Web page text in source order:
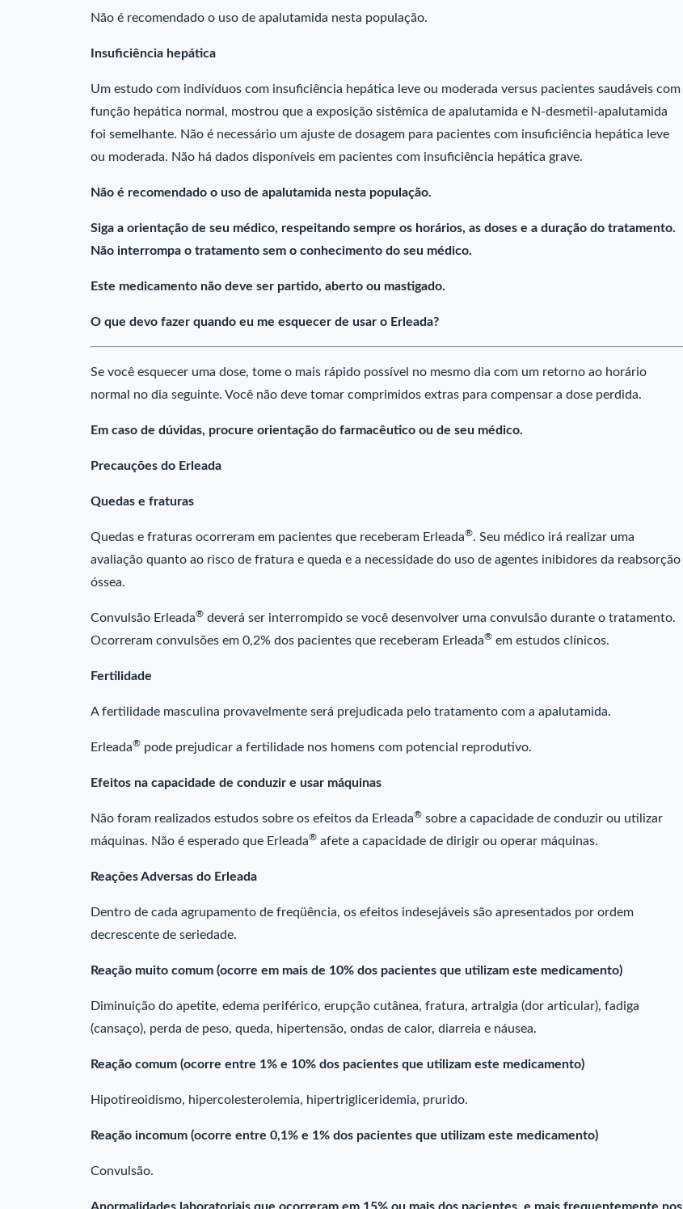
Não é recomendado o uso de apalutamida nesta população.
Insuficiência hepática
Um estudo com indivíduos com insuficiência hepática leve ou moderada versus pacientes saudáveis com
função hepática normal, mostrou que a exposição sistêmica de apalutamida e N-desmetil-apalutamida
foi semelhante. Não é necessário um ajuste de dosagem para pacientes com insuficiência hepática leve
ou moderada. Não há dados disponíveis em pacientes com insuficiência hepática grave.
Não é recomendado o uso de apalutamida nesta população.
Siga a orientação de seu médico, respeitando sempre os horários, as doses e a duração do tratamento.
Não interrompa o tratamento sem o conhecimento do seu médico.
Este medicamento não deve ser partido, aberto ou mastigado.
O que devo fazer quando eu me esquecer de usar o Erleada?
Se você esquecer uma dose, tome o mais rápido possível no mesmo dia com um retorno ao horário
normal no dia seguinte. Você não deve tomar comprimidos extras para compensar a dose perdida.
Em caso de dúvidas, procure orientação do farmacêutico ou de seu médico.
Precauções do Erleada
Quedas e fraturas
Quedas e fraturas ocorreram em pacientes que receberam Erleada®. Seu médico irá realizar uma
avaliação quanto ao risco de fratura e queda e a necessidade do uso de agentes inibidores da reabsorção
óssea.
Convulsão Erleada® deverá ser interrompido se você desenvolver uma convulsão durante o tratamento.
Ocorreram convulsões em 0,2% dos pacientes que receberam Erleada® em estudos clínicos.
Fertilidade
A fertilidade masculina provavelmente será prejudicada pelo tratamento com a apalutamida.
Erleada® pode prejudicar a fertilidade nos homens com potencial reprodutivo.
Efeitos na capacidade de conduzir e usar máquinas
Não foram realizados estudos sobre os efeitos da Erleada® sobre a capacidade de conduzir ou utilizar
máquinas. Não é esperado que Erleada® afete a capacidade de dirigir ou operar máquinas.
Reações Adversas do Erleada
Dentro de cada agrupamento de freqüência, os efeitos indesejáveis são apresentados por ordem
decrescente de seriedade.
Reação muito comum (ocorre em mais de 10% dos pacientes que utilizam este medicamento)
Diminuição do apetite, edema periférico, erupção cutânea, fratura, artralgia (dor articular), fadiga
(cansaço), perda de peso, queda, hipertensão, ondas de calor, diarreia e náusea.
Reação comum (ocorre entre 1% e 10% dos pacientes que utilizam este medicamento)
Hipotireoidismo, hipercolesterolemia, hipertrigliceridemia, prurido.
Reação incomum (ocorre entre 0,1% e 1% dos pacientes que utilizam este medicamento)
Convulsão.